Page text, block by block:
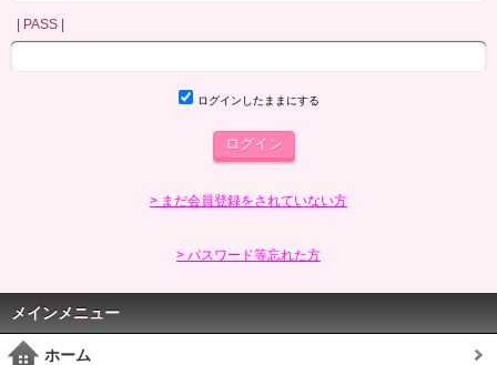
| PASS |
ログインしたままにする
> まだ会員登録をされていない方
> パスワード等忘れた方
メインメニュー
ホーム